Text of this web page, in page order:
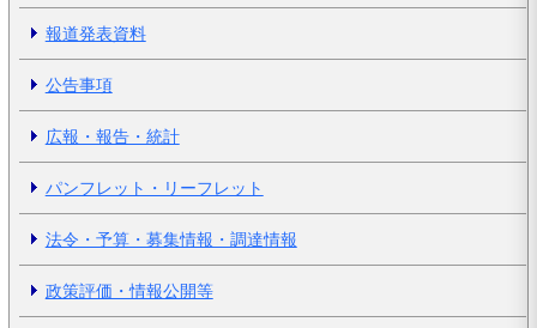
報道発表資料
公告事項
広報・報告・統計
パンフレット・リーフレット
法令・予算・募集情報・調達情報
政策評価・情報公開等